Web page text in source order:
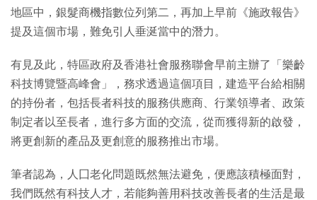
地區中，銀髮商機指數位列第二，再加上早前《施政報告》
提及這個市場，難免引人垂涎當中的潛力。
有見及此，特區政府及香港社會服務聯會早前主辦了「樂齡
科技博覽暨高峰會」，務求透過這個項目，建造平台給相關
的持份者，包括長者科技的服務供應商、行業領導者、政策
制定者以至長者，進行多方面的交流，從而獲得新的啟發，
將更創新的產品及更創意的服務推出市場。
筆者認為，人囗老化問題既然無法避免，便應該積極面對，
我們既然有科技人才，若能夠善用科技改善長者的生活是最